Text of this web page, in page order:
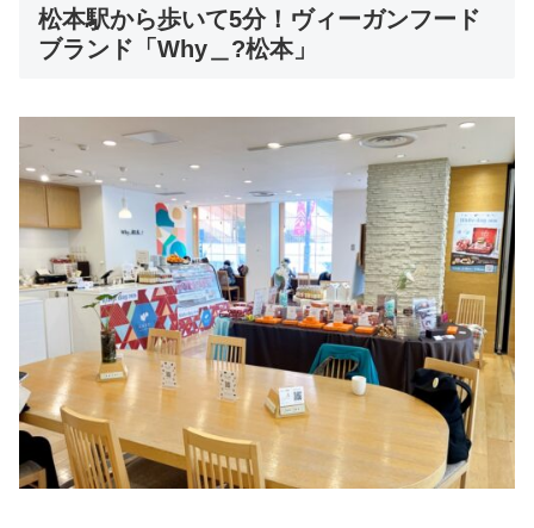
松本駅から歩いて5分！ヴィーガンフード
ブランド「Why＿?松本」